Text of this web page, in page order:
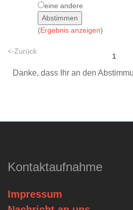
eine andere
(Ergebnis anzeigen)
<-Zurück
1
Danke, dass Ihr an den
Kontaktaufnahme
Impressum